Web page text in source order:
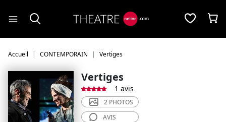
Accueil CONTEMPORAIN Vertiges
Vertiges
1 avis
2 PHOTOS
AVIS